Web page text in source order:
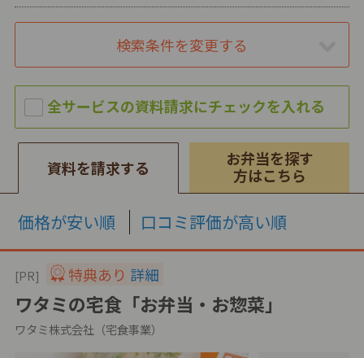
検索条件を変更する
資料を請求する
お弁当を探す
方はこちら
価格が安い順 口コミ評価が高い順
[PR] 特典あり 詳細
ワタミの宅食「お弁当・お惣菜」
ワタミ株式会社（宅食事業）